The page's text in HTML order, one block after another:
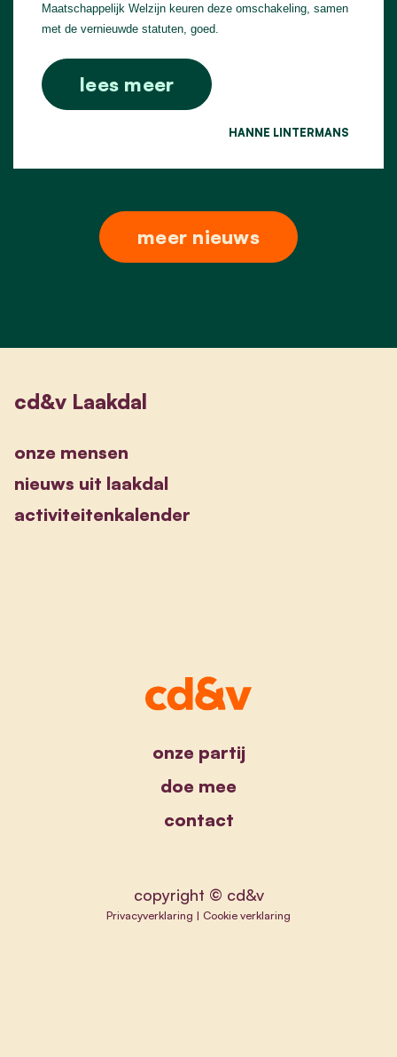
Maatschappelijk Welzijn keuren deze omschakeling, samen
met de vernieuwde statuten, goed.
lees meer
HANNE LINTERMANS
meer nieuws
cd&v Laakdal
onze mensen
nieuws uit laakdal
activiteitenkalender
onze partij
doe mee
contact
copyright © cd&v
Privacyverklaring | Cookie verklaring